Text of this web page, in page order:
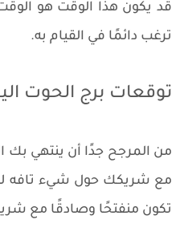
قد يكون هذا الوقت هو
ترغب دائمًا في القيام به.
توقعات برج الحوت
من المرجح جدًا أن ينتهي بك
مع شريكك حول شيء تافه
تكون منفتحًا وصادقًا مع